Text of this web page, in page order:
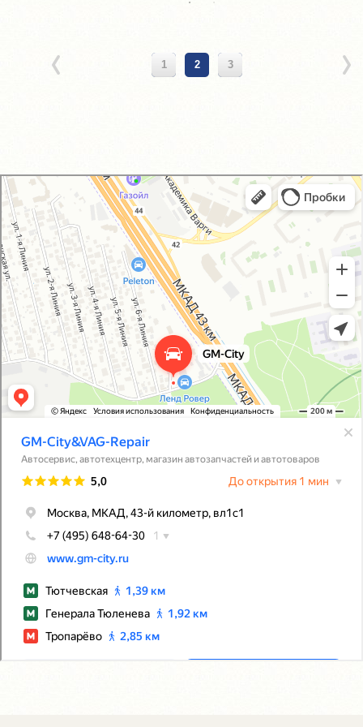
1 2 3
GM-City&VAG-Repair
Автосервис, автотехцентр в Москве
Магазин автозапчастей и автотоваров в Москве